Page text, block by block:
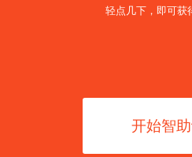
轻点几下，即可获
开始智